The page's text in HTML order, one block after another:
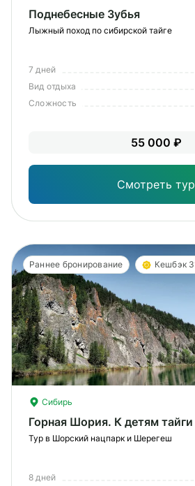
Поднебесные Зубья
Лыжный поход по сибирской тайге
7 дней
Вид отдыха
Сложность
55 000 ₽
Смотреть тур
Раннее бронирование Кешбэк
Сибирь
Горная Шория. К детям тайги
Тур в Шорский нацпарк и Шерегеш
8 дней